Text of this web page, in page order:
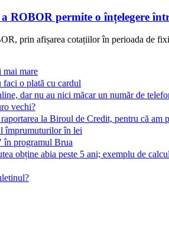
ROBOR permite o înțelegere
prin afișarea cotațiilor în perioada de
mai mare
faci o plată cu cardul
dar nu au nici măcar un număr de
vechi?
la Biroul de Credit, pentru că am
împrumuturilor în lei
în programul Brua
obține abia peste 5 ani; exemplu de